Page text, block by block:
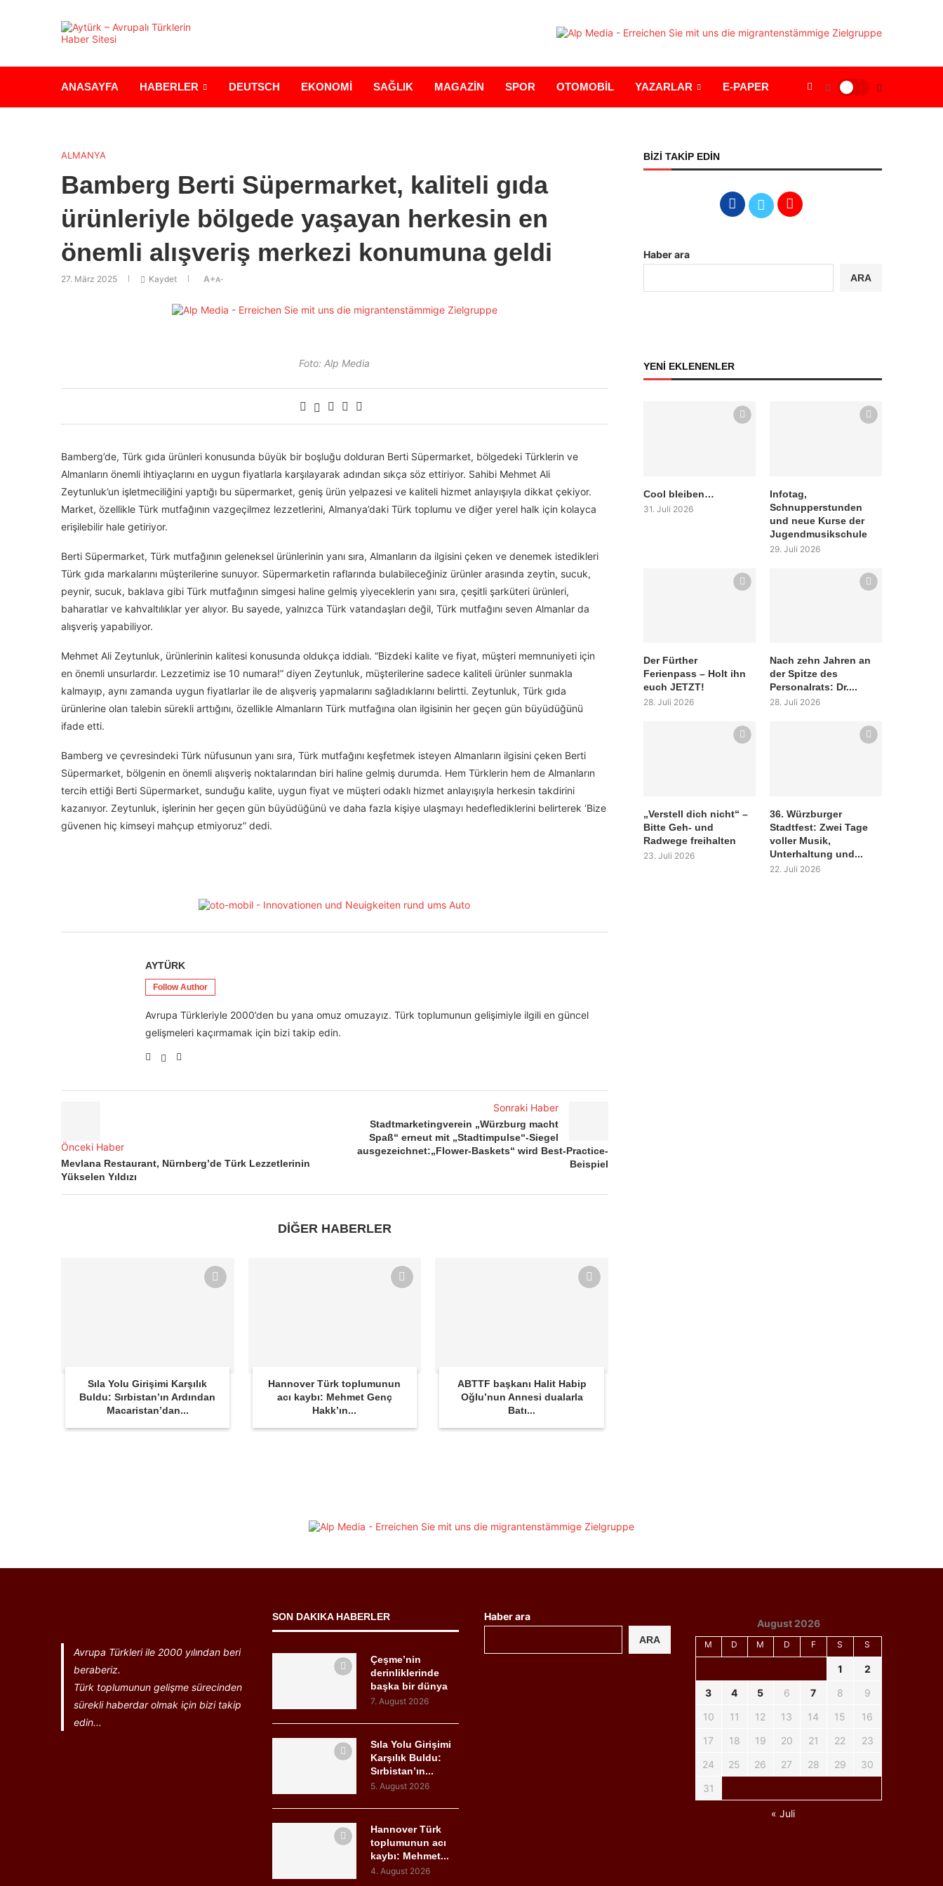
ANASAYFA HABERLER DEUTSCH EKONOMİ SAĞLIK MAGAZİN SPOR OTOMOBİL YAZARLAR E-PAPER
ALMANYA
Bamberg Berti Süpermarket, kaliteli gıda
ürünleriyle bölgede yaşayan herkesin en
önemli alışveriş merkezi konumuna geldi
27. März 2025 Kaydet A+A-
Foto: Alp Media
Bamberg’de, Türk gıda ürünleri konusunda büyük bir boşluğu dolduran Berti Süpermarket, bölgedeki Türklerin ve
Almanların önemli ihtiyaçlarını en uygun fiyatlarla karşılayarak adından sıkça söz ettiriyor. Sahibi Mehmet Ali
Zeytunluk’un işletmeciliğini yaptığı bu süpermarket, geniş ürün yelpazesi ve kaliteli hizmet anlayışıyla dikkat çekiyor.
Market, özellikle Türk mutfağının vazgeçilmez lezzetlerini, Almanya’daki Türk toplumu ve diğer yerel halk için kolayca
erişilebilir hale getiriyor.
Berti Süpermarket, Türk mutfağının geleneksel ürünlerinin yanı sıra, Almanların da ilgisini çeken ve denemek istedikleri
Türk gıda markalarını müşterilerine sunuyor. Süpermarketin raflarında bulabileceğiniz ürünler arasında zeytin, sucuk,
peynir, sucuk, baklava gibi Türk mutfağının simgesi haline gelmiş yiyeceklerin yanı sıra, çeşitli şarküteri ürünleri,
baharatlar ve kahvaltılıklar yer alıyor. Bu sayede, yalnızca Türk vatandaşları değil, Türk mutfağını seven Almanlar da
alışveriş yapabiliyor.
Mehmet Ali Zeytunluk, ürünlerinin kalitesi konusunda oldukça iddialı. “Bizdeki kalite ve fiyat, müşteri memnuniyeti için
en önemli unsurlardır. Lezzetimiz ise 10 numara!” diyen Zeytunluk, müşterilerine sadece kaliteli ürünler sunmakla
kalmayıp, aynı zamanda uygun fiyatlarlar ile de alışveriş yapmalarını sağladıklarını belirtti. Zeytunluk, Türk gıda
ürünlerine olan talebin sürekli arttığını, özellikle Almanların Türk mutfağına olan ilgisinin her geçen gün büyüdüğünü
ifade etti.
Bamberg ve çevresindeki Türk nüfusunun yanı sıra, Türk mutfağını keşfetmek isteyen Almanların ilgisini çeken Berti
Süpermarket, bölgenin en önemli alışveriş noktalarından biri haline gelmiş durumda. Hem Türklerin hem de Almanların
tercih ettiği Berti Süpermarket, sunduğu kalite, uygun fiyat ve müşteri odaklı hizmet anlayışıyla herkesin takdirini
kazanıyor. Zeytunluk, işlerinin her geçen gün büyüdüğünü ve daha fazla kişiye ulaşmayı hedeflediklerini belirterek ‘Bize
güvenen hiç kimseyi mahçup etmiyoruz” dedi.
AYTÜRK
Follow Author
Avrupa Türkleriyle 2000’den bu yana omuz omuzayız. Türk toplumunun gelişimiyle ilgili en güncel
gelişmeleri kaçırmamak için bizi takip edin.
Önceki Haber
Mevlana Restaurant, Nürnberg’de Türk Lezzetlerinin
Yükselen Yıldızı
Sonraki Haber
Stadtmarketingverein „Würzburg macht
Spaß“ erneut mit „Stadtimpulse“-Siegel
ausgezeichnet:„Flower-Baskets“ wird Best-Practice-
Beispiel
DİĞER HABERLER
Sıla Yolu Girişimi Karşılık
Buldu: Sırbistan’ın Ardından
Macaristan’dan...
Hannover Türk toplumunun
acı kaybı: Mehmet Genç
Hakk’ın...
ABTTF başkanı Halit Habip
Oğlu’nun Annesi dualarla
Batı...
BİZİ TAKİP EDİN
Haber ara
ARA
YENİ EKLENENLER
Cool bleiben…
31. Juli 2026
Infotag,
Schnupperstunden
und neue Kurse der
Jugendmusikschule
29. Juli 2026
Der Fürther
Ferienpass – Holt ihn
euch JETZT!
28. Juli 2026
Nach zehn Jahren an
der Spitze des
Personalrats: Dr....
28. Juli 2026
„Verstell dich nicht“ –
Bitte Geh- und
Radwege freihalten
23. Juli 2026
36. Würzburger
Stadtfest: Zwei Tage
voller Musik,
Unterhaltung und...
22. Juli 2026
Avrupa Türkleri ile 2000 yılından beri
beraberiz.
Türk toplumunun gelişme sürecinden
sürekli haberdar olmak için bizi takip
edin...
SON DAKIKA HABERLER
Çeşme’nin
derinliklerinde
başka bir dünya
7. August 2026
Sıla Yolu Girişimi
Karşılık Buldu:
Sırbistan’ın...
5. August 2026
Hannover Türk
toplumunun acı
kaybı: Mehmet...
4. August 2026
Haber ara
ARA
August 2026
M D M D F S S
1
2
3
4 5 6 7 8
9
10
11 12 13 14 15
16
17
18 19 20 21 22
23
24
25 26 27 28 29
30
31
« Juli